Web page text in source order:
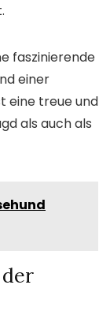
faszinierende
einer
eine treue und
als auch als